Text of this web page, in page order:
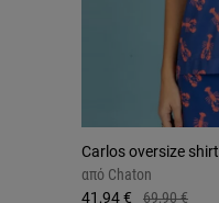
Carlos oversize shirt
από Chaton
41,94 €
69,90 €